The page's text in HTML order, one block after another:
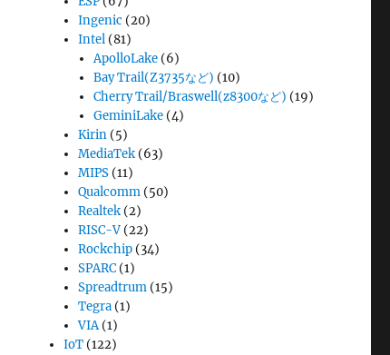
Ingenic (20)
Intel (81)
ApolloLake(6)
Bay Trail(Z3735など) (10)
Cherry Trail/Braswell(z8300など) (19)
GeminiLake(4)
Kirin (5)
MediaTek (63)
MIPS (11)
Qualcomm (50)
Realtek (2)
RISC-V (22)
Rockchip (34)
SPARC (1)
Spreadtrum (15)
Tegra (1)
VIA(1)
IoT (122)